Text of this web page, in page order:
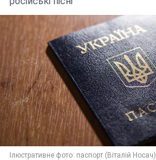
Ілюстративне фото: паспорт (Віталій Носач)